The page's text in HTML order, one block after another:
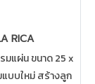
RICA
มแผ่น ขนาด 25 x
บบใหม่ สร้างลูก